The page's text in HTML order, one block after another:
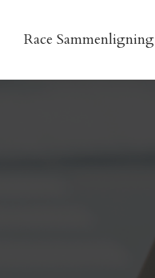
Race Sammenligning